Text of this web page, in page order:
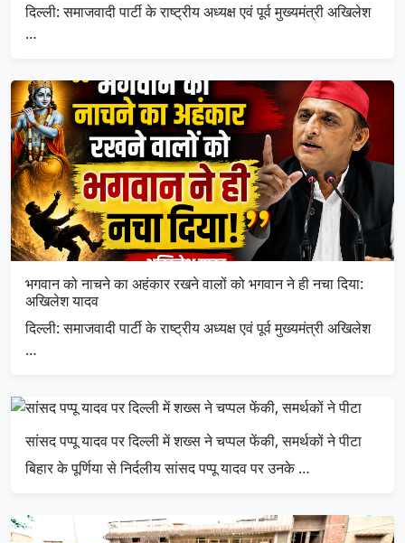
दिल्ली: समाजवादी पार्टी के राष्ट्रीय अध्यक्ष एवं पूर्व मुख्यमंत्री अखिलेश
…
भगवान को नाचने का अहंकार रखने वालों को भगवान ने ही नचा दिया:
अखिलेश यादव
दिल्ली: समाजवादी पार्टी के राष्ट्रीय अध्यक्ष एवं पूर्व मुख्यमंत्री अखिलेश
…
सांसद पप्पू यादव पर दिल्ली में शख्स ने चप्पल फेंकी, समर्थकों ने पीटा
बिहार के पूर्णिया से निर्दलीय सांसद पप्पू यादव पर उनके …